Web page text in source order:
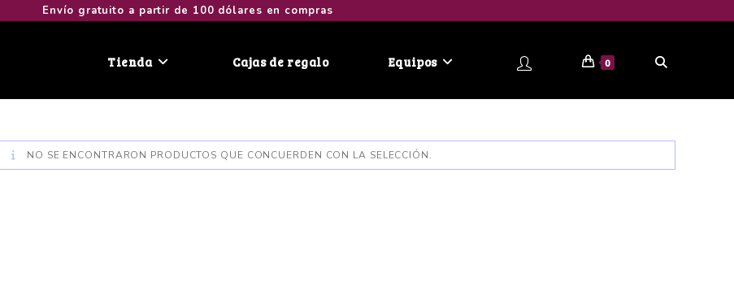
Envío gratuito a partir de 100 dólares en compras
Tienda Cajas de regalo Equipos 0
NO SE ENCONTRARON PRODUCTOS QUE CONCUERDEN CON LA SELECCIÓN.